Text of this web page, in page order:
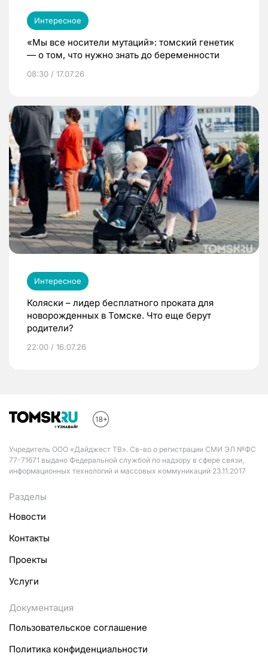
Интересное
«Мы все носители мутаций»: томский генетик
— о том, что нужно знать до беременности
08:30 / 17.07.26
Интересное
Коляски – лидер бесплатного проката для
новорожденных в Томске. Что еще берут
родители?
22:00 / 16.07.26
Учредитель ООО «Дайджест ТВ». Св-во о регистрации СМИ ЭЛ №ФС
77-71671 выдано Федеральной службой по надзору в сфере связи,
информационных технологий и массовых коммуникаций 23.11.2017
Разделы
Новости
Контакты
Проекты
Услуги
Документация
Пользовательское соглашение
Политика конфиденциальности